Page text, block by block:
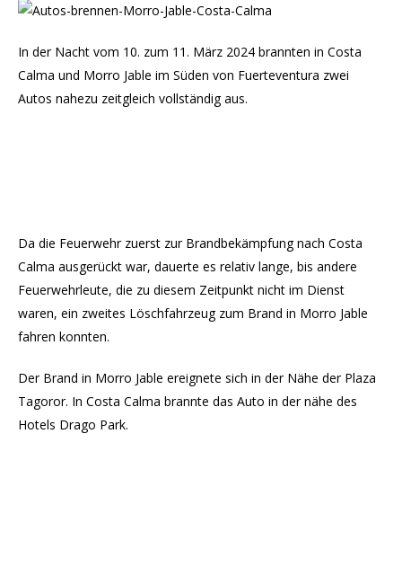
In der Nacht vom 10. zum 11. März 2024 brannten in Costa
Calma und Morro Jable im Süden von Fuerteventura zwei
Autos nahezu zeitgleich vollständig aus.
Da die Feuerwehr zuerst zur Brandbekämpfung nach Costa
Calma ausgerückt war, dauerte es relativ lange, bis andere
Feuerwehrleute, die zu diesem Zeitpunkt nicht im Dienst
waren, ein zweites Löschfahrzeug zum Brand in Morro Jable
fahren konnten.
Der Brand in Morro Jable ereignete sich in der Nähe der Plaza
Tagoror. In Costa Calma brannte das Auto in der nähe des
Hotels Drago Park.